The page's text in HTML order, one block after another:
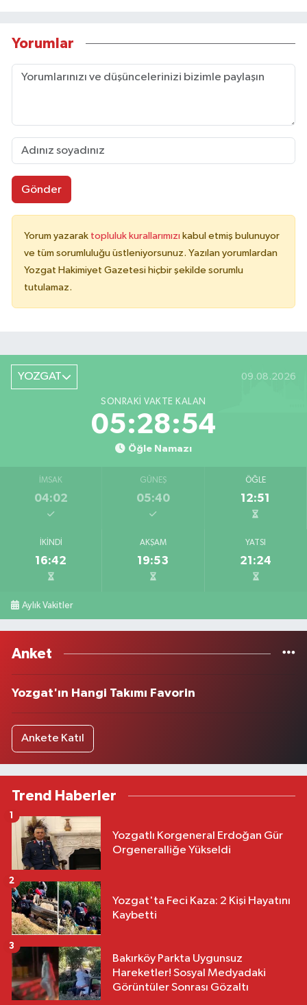
Yorumlar
Gönder
Yorum yazarak topluluk kurallarımızı kabul etmiş bulunuyor
ve tüm sorumluluğu üstleniyorsunuz. Yazılan yorumlardan
Yozgat Hakimiyet Gazetesi hiçbir şekilde sorumlu
tutulamaz.
YOZGAT 09.08.2026
SONRAKI VAKTE KALAN
05:28:54
Öğle Namazı
İMSAK
04:02
GÜNEŞ
05:40
ÖĞLE
12:51
İKINDI
16:42
AKŞAM
19:53
YATSI
21:24
Aylık Vakitler
Anket
Yozgat'ın Hangi Takımı Favorin
Ankete Katıl
Trend Haberler
Yozgatlı Korgeneral Erdoğan Gür
Orgeneralliğe Yükseldi
1
Yozgat'ta Feci Kaza: 2 Kişi Hayatını
Kaybetti
2
Bakırköy Parkta Uygunsuz
Hareketler! Sosyal Medyadaki
Görüntüler Sonrası Gözaltı
3